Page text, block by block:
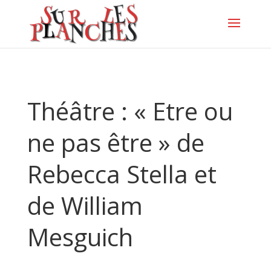
Théâtre : « Etre ou
ne pas être » de
Rebecca Stella et
de William
Mesguich